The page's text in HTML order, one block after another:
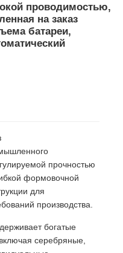
проводимостью,
на заказ
батареи,
прочностью
формовочной
для
производства.
богатые
серебряные,